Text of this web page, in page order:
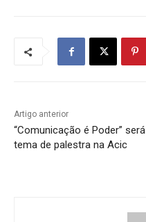
Artigo anterior
“Comunicação é Poder” será
tema de palestra na Acic